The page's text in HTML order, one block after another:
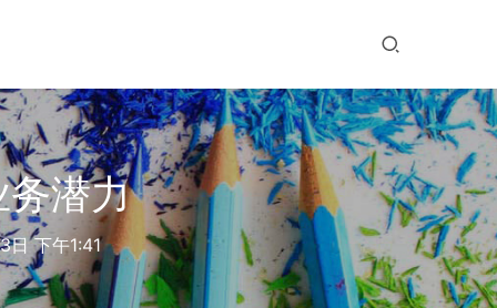
潜力
下午1:41